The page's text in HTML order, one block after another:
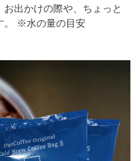
出かけの際や、ちょっと
。 ※水の量の目安